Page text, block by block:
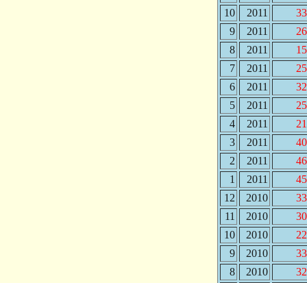
10
2011
9
2011
8
2011
7
2011
6
2011
5
2011
4
2011
3
2011
2
2011
1
2011
12
2010
11
2010
10
2010
9
2010
8
2010